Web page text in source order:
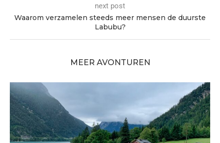
next post
Waarom verzamelen steeds meer mensen de duurste
Labubu?
MEER AVONTUREN